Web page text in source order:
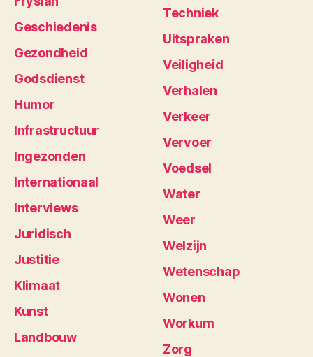
Geschiedenis
Gezondheid
Godsdienst
Humor
Infrastructuur
Ingezonden
Internationaal
Interviews
Juridisch
Justitie
Klimaat
Kunst
Landbouw
Techniek
Uitspraken
Veiligheid
Verhalen
Verkeer
Vervoer
Voedsel
Water
Weer
Welzijn
Wetenschap
Wonen
Workum
Zorg